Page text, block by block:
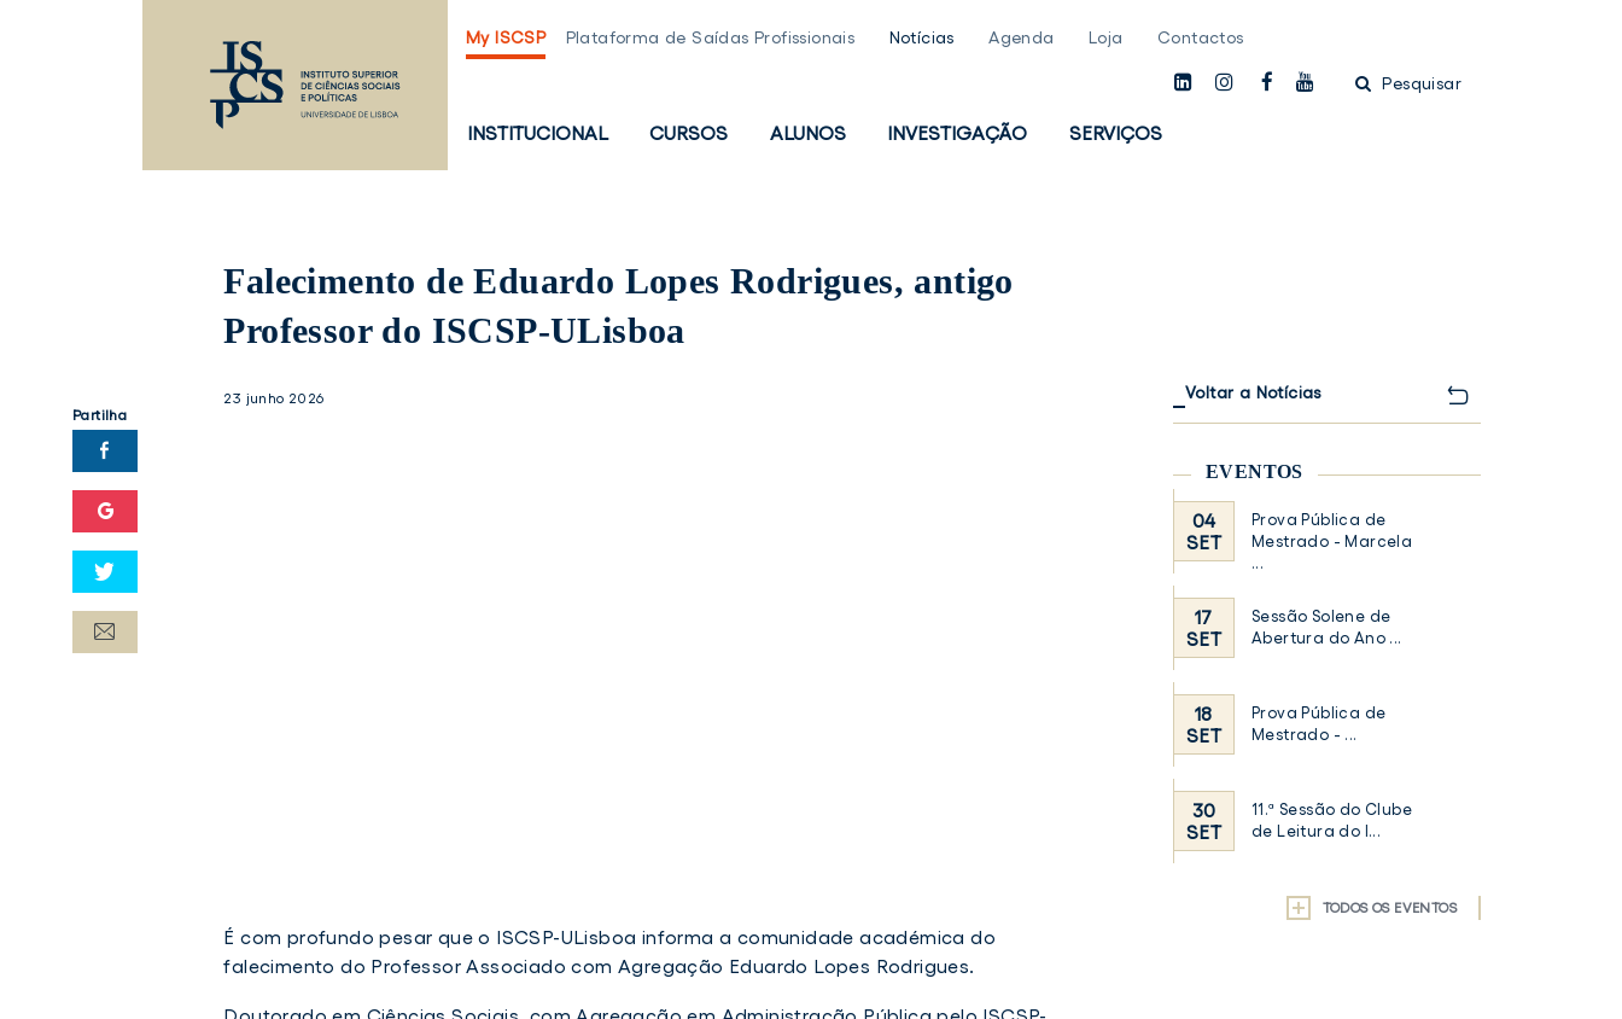
My ISCSP Plataforma de Saídas Profissionais Notícias Agenda Loja Contactos
linkedininstagamfacebook
youtubePesquisar
PÁGINA
INSTITUCIONAL CURSOS ALUNOS INVESTIGAÇÃO SERVIÇOS
Partilha
Falecimento de Eduardo Lopes Rodrigues, antigo
Professor do ISCSP-ULisboa
23 junho 2026
É com profundo pesar que o ISCSP-ULisboa informa a comunidade académica do
falecimento do Professor Associado com Agregação Eduardo Lopes Rodrigues.
Voltar a Notícias
EVENTOS
04
SET
Prova Pública de
Mestrado - Marcela
...
17
SET
Sessão Solene de
Abertura do Ano ...
18
SET
Prova Pública de
Mestrado - ...
30
SET
11.ª Sessão do Clube
de Leitura do I...
TODOS OS EVENTOS